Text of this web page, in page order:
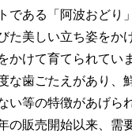
ある「阿波おどり
美しい立ち姿をか
けて育てられてい
な歯ごたえがあり
等の特徴があげら
販売開始以来、需